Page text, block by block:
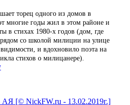
торец одного из домов в
многие годы жил в этом районе и
в стихах 1980-х годов (дом, где
со школой милиции на улице
и вдохновило поэта на
стихов о милицанере).